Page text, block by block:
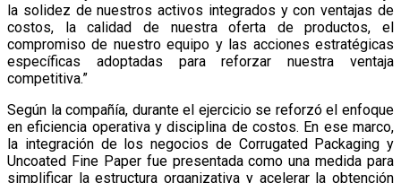
la solidez de nuestros activos integrados y con ventajas de
costos, la calidad de nuestra oferta de productos, el
compromiso de nuestro equipo y las acciones estratégicas
específicas adoptadas para reforzar nuestra ventaja
competitiva.”
Según la compañía, durante el ejercicio se reforzó el enfoque
en eficiencia operativa y disciplina de costos. En ese marco,
la integración de los negocios de Corrugated Packaging y
Uncoated Fine Paper fue presentada como una medida para
simplificar la estructura organizativa y acelerar la obtención